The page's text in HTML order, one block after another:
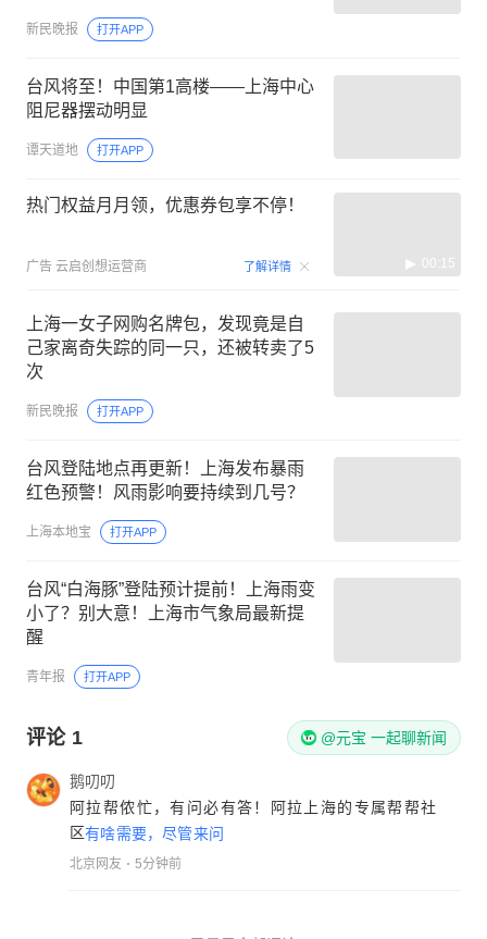
新民晚报 打开APP
台风将至！中国第1高楼——上海中心
阻尼器摆动明显
谭天道地 打开APP
热门权益月月领，优惠券包享不停！
广告 云启创想运营商 了解详情 00:15
上海一女子网购名牌包，发现竟是自
己家离奇失踪的同一只，还被转卖了5
次
新民晚报 打开APP
台风登陆地点再更新！上海发布暴雨
红色预警！风雨影响要持续到几号？
上海本地宝 打开APP
台风“白海豚”登陆预计提前！上海雨变
小了？别大意！上海市气象局最新提
醒
青年报 打开APP
评论 1 @元宝 一起聊新闻
鹅叨叨
阿拉帮侬忙，有问必有答！阿拉上海的专属帮帮社
区有啥需要，尽管来问
北京网友 5分钟前